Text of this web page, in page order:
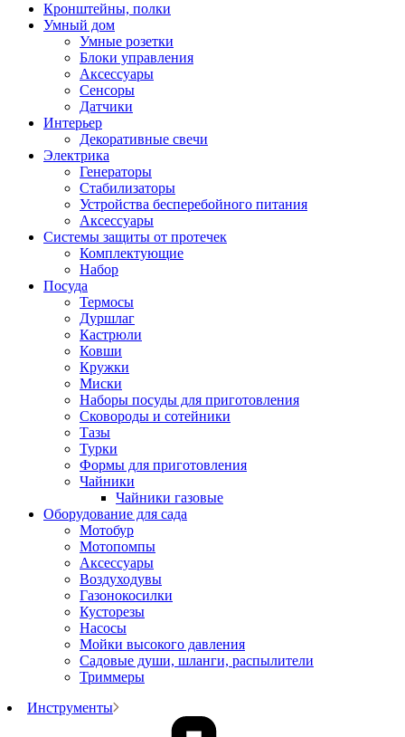
Кронштейны, полки
Умный дом
Умные розетки
Блоки управления
Аксессуары
Сенсоры
Датчики
Интерьер
Декоративные свечи
Электрика
Генераторы
Стабилизаторы
Устройства бесперебойного питания
Аксессуары
Системы защиты от протечек
Комплектующие
Набор
Посуда
Термосы
Дуршлаг
Кастрюли
Ковши
Кружки
Миски
Наборы посуды для приготовления
Сковороды и сотейники
Тазы
Турки
Формы для приготовления
Чайники
Чайники газовые
Оборудование для сада
Мотобур
Мотопомпы
Аксессуары
Воздуходувы
Газонокосилки
Кусторезы
Насосы
Мойки высокого давления
Садовые души, шланги, распылители
Триммеры
Инструменты